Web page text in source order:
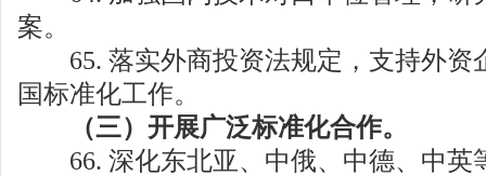
案。
65. 落实外商投资法规定，支持外资
国标准化工作。
（三）开展广泛标准化合作。
66. 深化东北亚、中俄、中德、中英